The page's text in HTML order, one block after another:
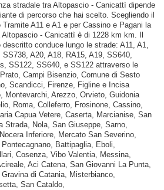
stradale tra Altopascio - Canicattì dipende
di percorso che hai scelto. Scegliendo il
Tramite A11 e A1 e per Cassino e Pagani la
- Canicattì è di 1228 km km. Il
descritto conduce lungo le strade: A11, A1,
SS738, A20, A18, RA15, A19, SS640,
SS122, SS640, e SS122 attraverso le
Campi Bisenzio, Comune di Sesto
Scandicci, Firenze, Figline e Incisa
Montevarchi, Arezzo, Orvieto, Guidonia
Roma, Colleferro, Frosinone, Cassino,
Capua Vetere, Caserta, Marcianise, San
Strada, Nola, San Giuseppe, Sarno,
Inferiore, Mercato San Severino,
Battipaglia, Eboli,
Cosenza, Vibo Valentia, Messina,
Aci Catena, San Giovanni La Punta,
di Catania, Misterbianco,
San Cataldo,